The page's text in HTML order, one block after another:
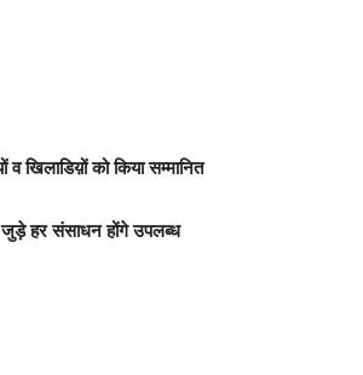
व खिलाडिय़ों को किया सम्मानित
जुड़े हर संसाधन होंगे उपलब्ध